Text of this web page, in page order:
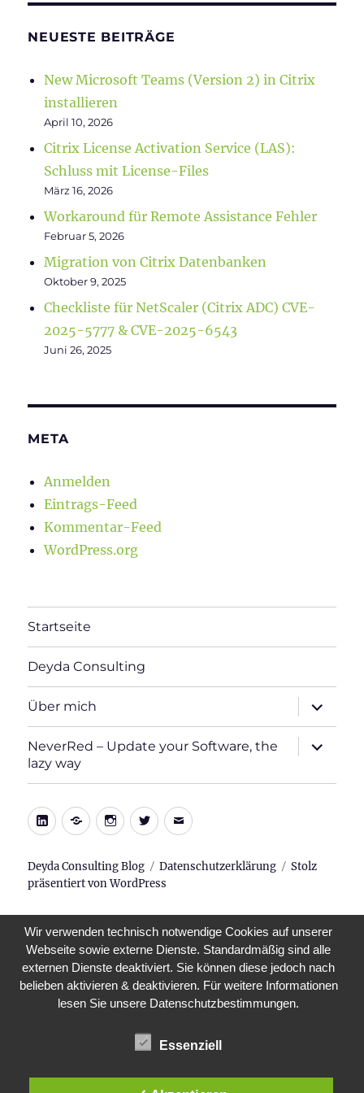
NEUESTE BEITRÄGE
New Microsoft Teams (Version 2) in Citrix
installieren
April 10, 2026
Citrix License Activation Service (LAS):
Schluss mit License-Files
März 16, 2026
Workaround für Remote Assistance Fehler
Februar 5, 2026
Migration von Citrix Datenbanken
Oktober 9, 2025
Checkliste für NetScaler (Citrix ADC) CVE-
2025-5777 & CVE-2025-6543
Juni 26, 2025
META
Anmelden
Eintrags-Feed
Kommentar-Feed
WordPress.org
Startseite
Deyda Consulting
Über mich
öffnen
NeverRed – Update your Software, the
lazy way
öffnen
LinkedIn
Xing Instagram
TwitterE-
Deyda Consulting Blog Datenschutzerklärung
Stolz
präsentiert von WordPress
Wir verwenden technisch notwendige Cookies auf unserer
Webseite sowie externe Dienste. Standardmäßig sind alle
externen Dienste deaktiviert. Sie können diese jedoch nach
belieben aktivieren & deaktivieren. Für weitere Informationen
lesen Sie unsere Datenschutzbestimmungen.
Essenziell